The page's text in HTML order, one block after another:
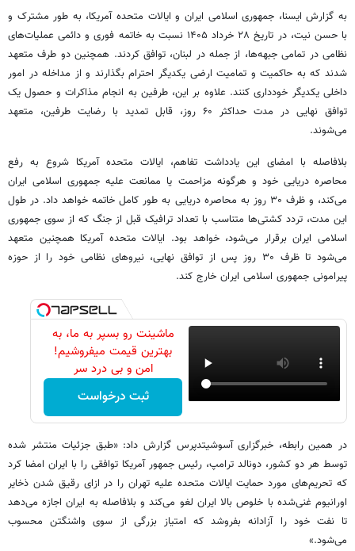
به گزارش ایسنا، جمهوری اسلامی ایران و ایالات متحده آمریکا، به طور مشترک و
با حسن نیت، در تاریخ ۲۸ خرداد ۱۴۰۵ نسبت به خاتمه فوری و دائمی عملیات‌های
نظامی در تمامی جبهه‌ها، از جمله در لبنان، توافق کردند. همچنین دو طرف متعهد
شدند که به حاکمیت و تمامیت ارضی یکدیگر احترام بگذارند و از مداخله در امور
داخلی یکدیگر خودداری کنند. علاوه بر این، طرفین به انجام مذاکرات و حصول یک
توافق نهایی در مدت حداکثر ۶۰ روز، قابل تمدید با رضایت طرفین، متعهد
می‌شوند.
بلافاصله با امضای این یادداشت تفاهم، ایالات متحده آمریکا شروع به رفع
محاصره دریایی خود و هرگونه مزاحمت یا ممانعت علیه جمهوری اسلامی ایران
می‌کند، و ظرف ۳۰ روز به محاصره دریایی به طور کامل خاتمه خواهد داد. در طول
این مدت، تردد کشتی‌ها متناسب با تعداد ترافیک قبل از جنگ که از سوی جمهوری
اسلامی ایران برقرار می‌شود، خواهد بود. ایالات متحده آمریکا همچنین متعهد
می‌شود تا ظرف ۳۰ روز پس از توافق نهایی، نیروهای نظامی خود را از حوزه
پیرامونی جمهوری اسلامی ایران خارج کند.
ماشینت رو بسپر به ما، به
بهترین قیمت میفروشیم!
امن و بی درد سر
ثبت درخواست
در همین رابطه، خبرگزاری آسوشیتدپرس گزارش داد: «طبق جزئیات منتشر شده
توسط هر دو کشور، دونالد ترامپ، رئیس جمهور آمریکا توافقی را با ایران امضا کرد
که تحریم‌های مورد حمایت ایالات متحده علیه تهران را در ازای رقیق شدن ذخایر
اورانیوم غنی‌شده با خلوص بالا ایران لغو می‌کند و بلافاصله به ایران اجازه می‌دهد
تا نفت خود را آزادانه بفروشد که امتیاز بزرگی از سوی واشنگتن محسوب
می‌شود.»